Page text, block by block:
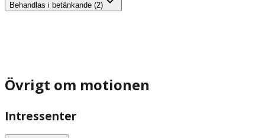
Behandlas i betänkande (2)
Övrigt om motionen
Intressenter